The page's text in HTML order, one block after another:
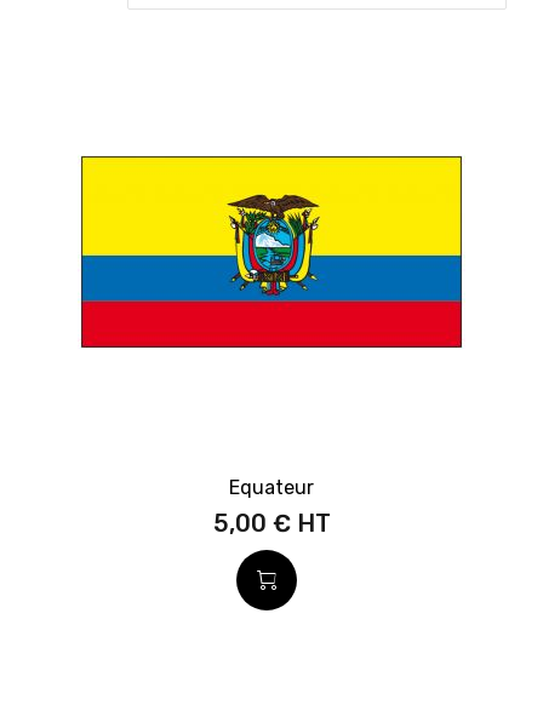
Equateur
5,00 €